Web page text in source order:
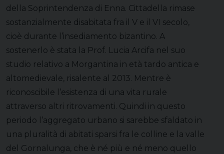
della Soprintendenza di Enna. Cittadella rimase
sostanzialmente disabitata fra il V e il VI secolo,
cioè durante l’insediamento bizantino. A
sostenerlo è stata la Prof. Lucia Arcifa nel suo
studio relativo a Morgantina in età tardo antica e
altomedievale, risalente al 2013. Mentre è
riconoscibile l’esistenza di una vita rurale
attraverso altri ritrovamenti. Quindi in questo
periodo l’aggregato urbano si sarebbe sfaldato in
una pluralità di abitati sparsi fra le colline e la valle
del Gornalunga, che è né più e né meno quello